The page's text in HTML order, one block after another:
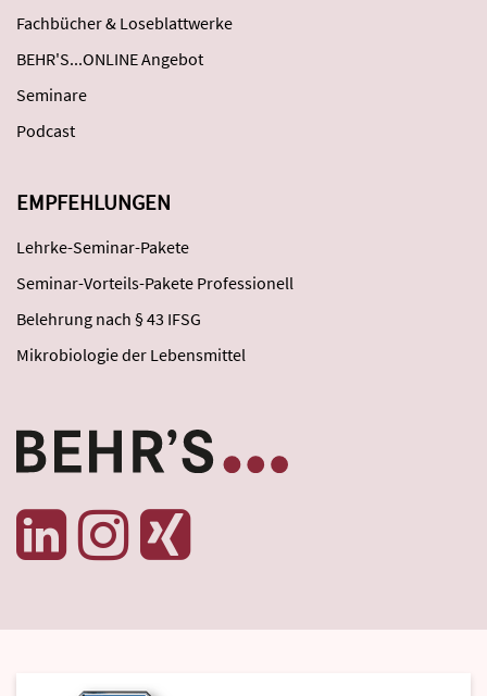
Fachbücher & Loseblattwerke
BEHR'S...ONLINE Angebot
Seminare
Podcast
EMPFEHLUNGEN
Lehrke-Seminar-Pakete
Seminar-Vorteils-Pakete Professionell
Belehrung nach § 43 IFSG
Mikrobiologie der Lebensmittel